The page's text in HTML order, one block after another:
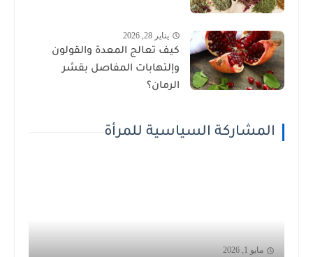
يناير 28, 2026
كيف تعالج المعدة والقولون
وإلتهابات المفاصل بقشر
الرمان؟
المشاركة السياسية للمرأة
مايو 1, 2026